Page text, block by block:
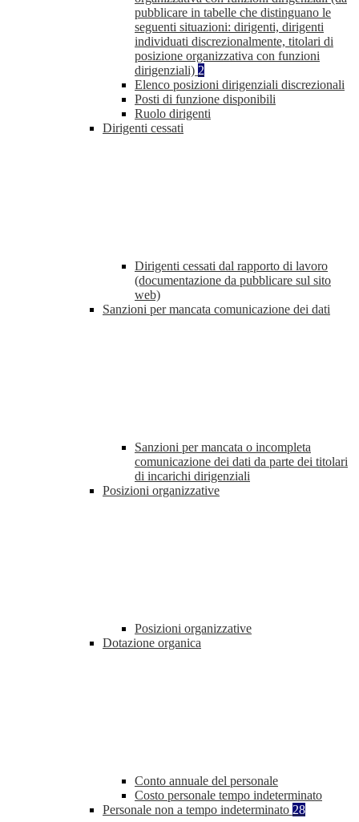
pubblicare in tabelle che distinguano le
seguenti situazioni: dirigenti, dirigenti
individuati discrezionalmente, titolari di
posizione organizzativa con funzioni
dirigenziali) 2
Elenco posizioni dirigenziali discrezionali
Posti di funzione disponibili
Ruolo dirigenti
Dirigenti cessati
Dirigenti cessati dal rapporto di lavoro
(documentazione da pubblicare sul sito
web)
Sanzioni per mancata comunicazione dei dati
Sanzioni per mancata o incompleta
comunicazione dei dati da parte dei titolari
di incarichi dirigenziali
Posizioni organizzative
Posizioni organizzative
Dotazione organica
Conto annuale del personale
Costo personale tempo indeterminato
Personale non a tempo indeterminato 28